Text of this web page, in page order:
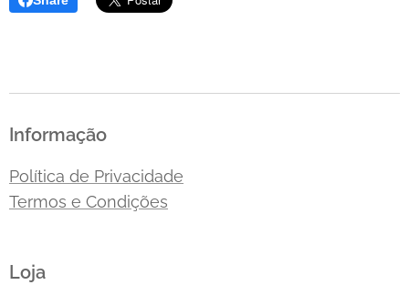
Informação
Política de Privacidade
Termos e Condições
Loja